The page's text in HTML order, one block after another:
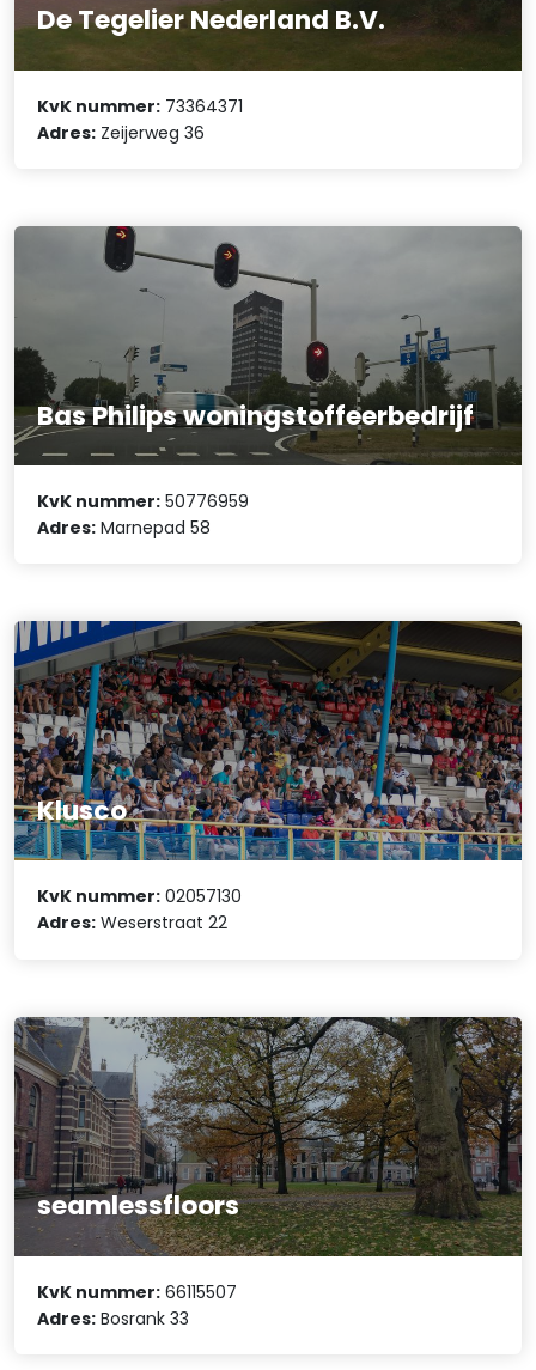
De Tegelier Nederland B.V.
KvK nummer: 73364371
Adres: Zeijerweg 36
Bas Philips woningstoffeerbedrijf
KvK nummer: 50776959
Adres: Marnepad 58
Klusco
KvK nummer: 02057130
Adres: Weserstraat 22
seamlessfloors
KvK nummer: 66115507
Adres: Bosrank 33